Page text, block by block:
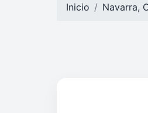
Inicio Navarra,